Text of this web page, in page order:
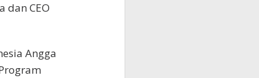
dan CEO
Angga